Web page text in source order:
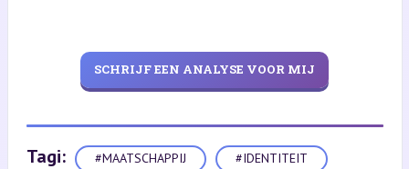
SCHRIJF EEN ANALYSE VOOR MIJ
Tagi: #MAATSCHAPPIJ #IDENTITEIT